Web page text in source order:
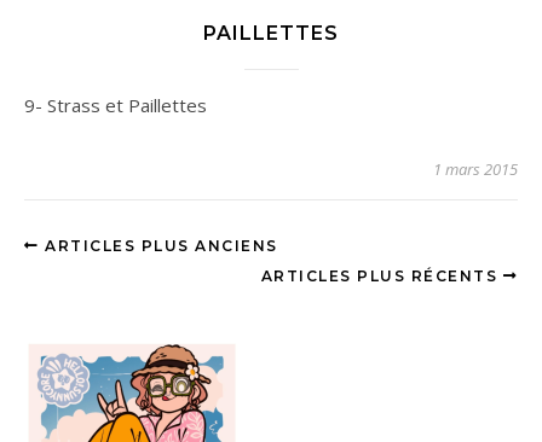
PAILLETTES
9- Strass et Paillettes
1 mars 2015
ARTICLES PLUS ANCIENS
ARTICLES PLUS RÉCENTS